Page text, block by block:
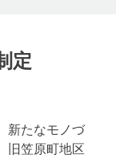
定
新たなモノづ
旧笠原町地区